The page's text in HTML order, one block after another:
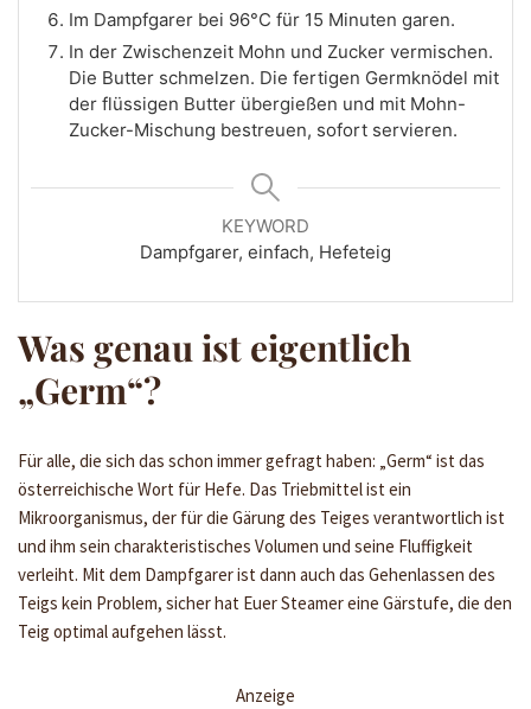
Im Dampfgarer bei 96°C für 15 Minuten garen.
In der Zwischenzeit Mohn und Zucker vermischen.
Die Butter schmelzen. Die fertigen Germknödel mit
der flüssigen Butter übergießen und mit Mohn-
Zucker-Mischung bestreuen, sofort servieren.
KEYWORD
Dampfgarer, einfach, Hefeteig
Was genau ist eigentlich
„Germ“?
Für alle, die sich das schon immer gefragt haben: „Germ“ ist das
österreichische Wort für Hefe. Das Triebmittel ist ein
Mikroorganismus, der für die Gärung des Teiges verantwortlich ist
und ihm sein charakteristisches Volumen und seine Fluffigkeit
verleiht. Mit dem Dampfgarer ist dann auch das Gehenlassen des
Teigs kein Problem, sicher hat Euer Steamer eine Gärstufe, die den
Teig optimal aufgehen lässt.
Anzeige